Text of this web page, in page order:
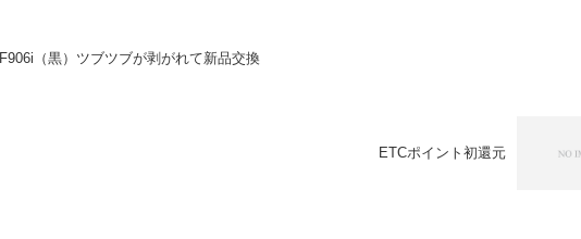
F906i（黒）ツブツブが剥がれて新品交換
ETCポイント初還元